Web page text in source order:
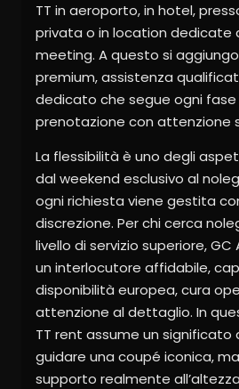
TT in aeroporto, in hotel,
privata o in location dedicate
meeting. A questo si
premium, assistenza
dedicato che segue ogni fase
prenotazione con attenzione
La flessibilità è uno degli
dal weekend esclusivo al
ogni richiesta viene gestita
discrezione. Per chi cerca
livello di servizio superiore,
un interlocutore affidabile,
disponibilità europea, cura
attenzione al dettaglio. In
TT rent assume un significato
guidare una coupé iconica,
supporto realmente